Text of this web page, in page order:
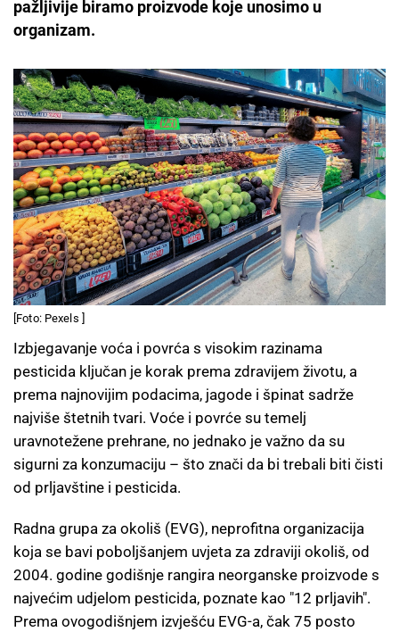
pažljivije biramo proizvode koje unosimo u
organizam.
[Foto: Pexels ]
Izbjegavanje voća i povrća s visokim razinama
pesticida ključan je korak prema zdravijem životu, a
prema najnovijim podacima, jagode i špinat sadrže
najviše štetnih tvari. Voće i povrće su temelj
uravnotežene prehrane, no jednako je važno da su
sigurni za konzumaciju – što znači da bi trebali biti čisti
od prljavštine i pesticida.
Radna grupa za okoliš (EVG), neprofitna organizacija
koja se bavi poboljšanjem uvjeta za zdraviji okoliš, od
2004. godine godišnje rangira neorganske proizvode s
najvećim udjelom pesticida, poznate kao "12 prljavih".
Prema ovogodišnjem izvješću EVG-a, čak 75 posto